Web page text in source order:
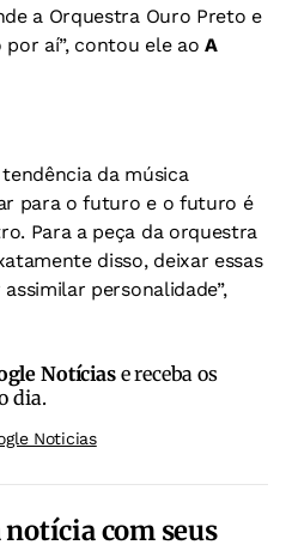
a Orquestra Ouro Preto e
aí”, contou ele ao A
da música
para o futuro e o futuro é
Para a peça da orquestra
disso, deixar essas
personalidade”,
Notíciase receba os
dia.
Noticias
com seus